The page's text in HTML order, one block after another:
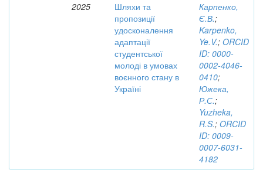
2025
Шляхи та
пропозиції
удосконалення
адаптації
студентської
молоді в умовах
воєнного стану в
Україні
Карпенко,
Є.В.;
Karpenko,
Ye.V.; ORCID
ID: 0000-
0002-4046-
0410;
Южека,
Р.С.;
Yuzheka,
R.S.; ORCID
ID: 0009-
0007-6031-
4182